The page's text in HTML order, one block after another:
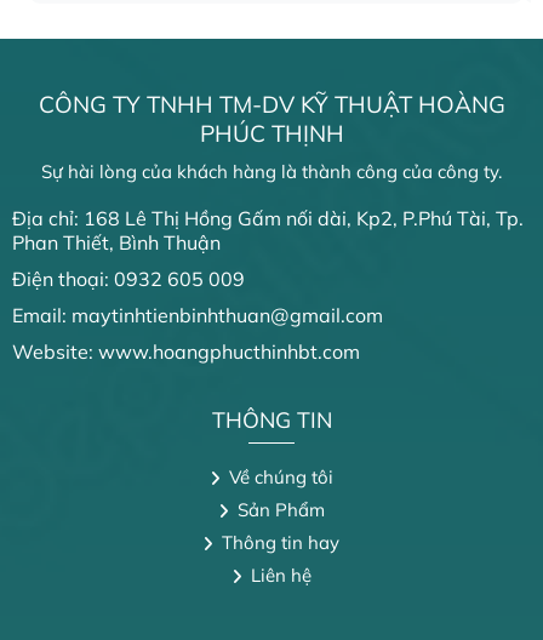
CÔNG TY TNHH TM-DV KỸ THUẬT HOÀNG
PHÚC THỊNH
Sự hài lòng của khách hàng là thành công của công ty.
Địa chỉ: 168 Lê Thị Hồng Gấm nối dài, Kp2, P.Phú Tài, Tp.
Phan Thiết, Bình Thuận
Điện thoại: 0932 605 009
Email: maytinhtienbinhthuan@gmail.com
Website: www.hoangphucthinhbt.com
THÔNG TIN
Về chúng tôi
Sản Phẩm
Thông tin hay
Liên hệ